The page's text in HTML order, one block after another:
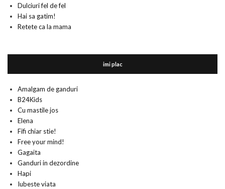
Dulciuri fel de fel
Hai sa gatim!
Retete ca la mama
imi plac
Amalgam de ganduri
B24Kids
Cu mastile jos
Elena
Fifi chiar stie!
Free your mind!
Gagaita
Ganduri in dezordine
Hapi
Iubeste viata